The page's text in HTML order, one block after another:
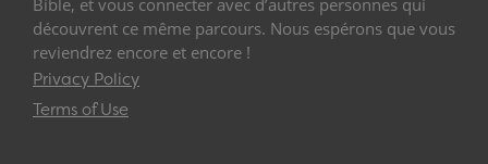
Bible, et vous connecter avec d’autres personnes qui
découvrent ce même parcours. Nous espérons que vous
reviendrez encore et encore !
Privacy Policy
Terms of Use